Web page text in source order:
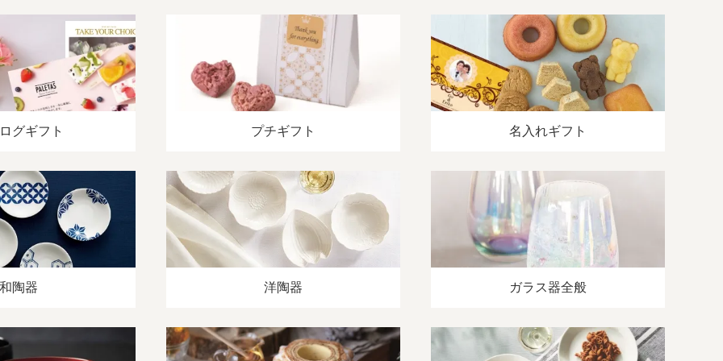
グギフト プチギフト 名入れギフト
和陶器 洋陶器 ガラス器全般